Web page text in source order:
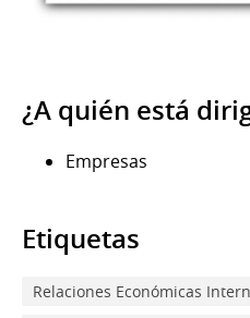
¿A quién está
Empresas
Etiquetas
Relaciones Económicas